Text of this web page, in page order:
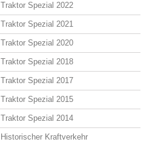
Traktor Spezial 2022
Traktor Spezial 2021
Traktor Spezial 2020
Traktor Spezial 2018
Traktor Spezial 2017
Traktor Spezial 2015
Traktor Spezial 2014
Historischer Kraftverkehr